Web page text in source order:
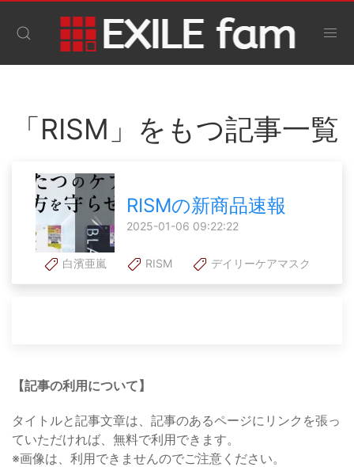
「RISM」をもつ記事一覧
RISMの新商品速報
2025-01-06 09:22:22
白濱亜嵐 RISM デイリーケアマスク
【記事の利用について】
タイトルと記事文章は、記事のあるページにリンクを張っ
ていただければ、無料で利用できます。
※画像は、利用できませんのでご注意ください。